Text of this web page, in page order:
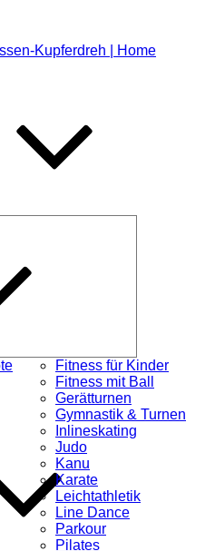
Kupferdreh | Home
Fitness für Kinder
Fitness mit Ball
Gerätturnen
Gymnastik & Turnen
Inlineskating
Judo
Kanu
Karate
Leichtathletik
Line Dance
Parkour
Pilates